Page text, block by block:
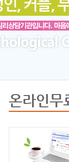
온라인무